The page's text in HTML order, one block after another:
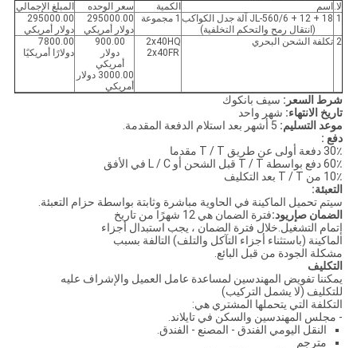
لا. اسم الكمية سعر الوحده
المبلغ الإجمالي
1 JL-560/6 + 12 + 18 آلة جدل الكواكب
(انتقال رمح والتحكم التخلفية)
1 مجموعة
295000.00
دولار أمريكي
295000.00
دولار أمريكي
2 تكلفة الشحن البحري
2x40HQ
2x40FR
900.00
دولار
أمريكي
3000.00 دولار
أمريكي
7800.00
دولارًا أمريكيًا
شرط السعر: سيف بانكوك
تاريخ الانتهاء: شهر واحد
موعد التسليم:
دفع :
30٪ دفعة أولى عن طريق T / T مقدما
60٪ دفع بواسطة T / T قبل الشحن أو L / C في الأفق
10٪ من T / T بعد التكليف
التعبئة:
سيتم تحميل الماكينة في الحاوية مباشرة وثابتة بواسطة حزام التعبئة.
الضمان صإريود:
فترة الضمان هي 12 شهرًا من تاريخ
إتمام التشغيل.خلال فترة الضمان ، يجب استبدال أجزاء
الماكينة (باستثناء أجزاء التآكل والتلف) التالفة بسبب
مشكلة الجودة من قبل البائع.
التكليف
يمكننا تفويض المهندسين لمساعدة عامل العميل والإشراف عليه
للتكليف (لا يشمل التركيب)
التكلفة التي يتحملها المشتري هي:
- مجلس المهندسين والسكن في تايلاند.
النقل اليومي الفندق - المصنع - الفندق.
مترجم